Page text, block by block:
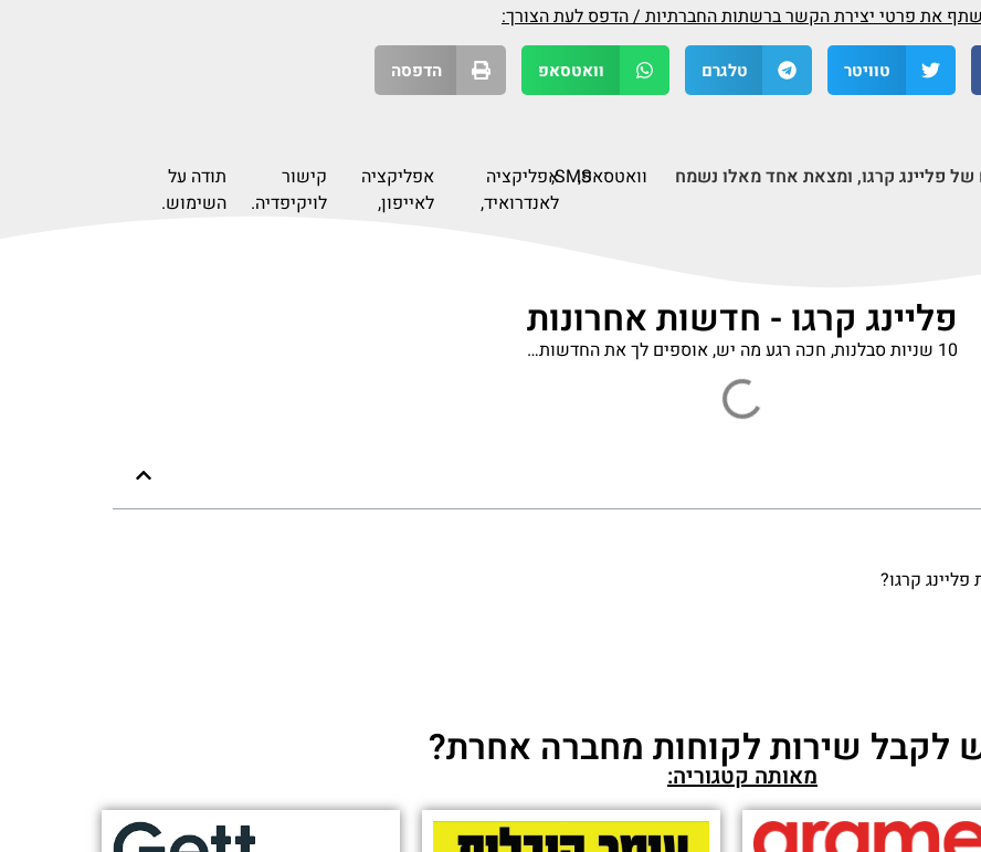
שתף את פרטי יצירת הקשר ברשתות החברתיות / הדפס לעת הצורך:
טוויטר טלגרם וואטסאפ הדפסה
פליינג קרגו, ומצאת אחד מאלו נשמח
וואטסאפ,SMS,אפליקציה
לאנדרואיד,
אפליקציה
לאייפון,
קישור
לויקיפדיה.
תודה על
השימוש.
פליינג קרגו - חדשות אחרונות
10 שניות סבלנות, חכה רגע מה יש, אוספים לך את החדשות…
קרגו?
לקבל שירות לקוחות מחברה אחרת?
מאותה קטגוריה: